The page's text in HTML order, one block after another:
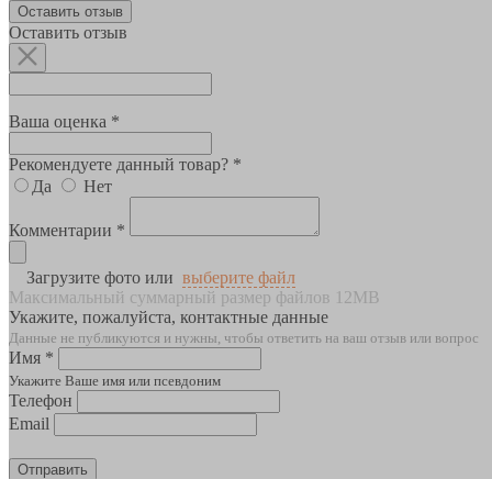
Оставить отзыв
Оставить отзыв
Ваша оценка *
Рекомендуете данный товар? *
Да
Нет
Комментарии *
Загрузите фото или выберите файл
Максимальный суммарный размер файлов 12MB
Укажите, пожалуйста, контактные данные
Данные не публикуются и нужны, чтобы ответить на ваш отзыв или вопрос
Имя *
Укажите Ваше имя или псевдоним
Телефон
Email
Отправить